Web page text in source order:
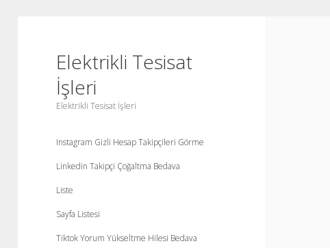
Elektrikli Tesisat
İşleri
Elektrikli Tesisat İşleri
Instagram Gizli Hesap Takipçileri Görme
Linkedin Takipçi Çoğaltma Bedava
Liste
Sayfa Listesi
Tiktok Yorum Yükseltme Hilesi Bedava